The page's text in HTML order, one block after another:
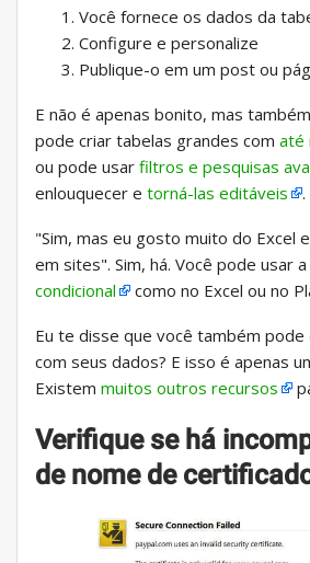
Você fornece os dados da
Configure e personalize
Publique-o em um post ou
E não é apenas bonito, mas
pode criar tabelas grandes com até
ou pode usar filtros e pesquisas
enlouquecer e torná-las editáveis .
"Sim, mas eu gosto muito do Excel
em sites". Sim, há. Você pode usar a
condicional
como no Excel ou no
Eu te disse que você também pode
com seus dados? E isso é apenas
Existem muitos outros recursos
Verifique se há
de nome de